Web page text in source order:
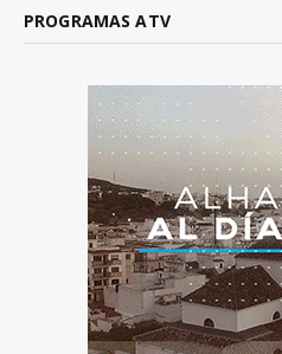
PROGRAMAS ATV